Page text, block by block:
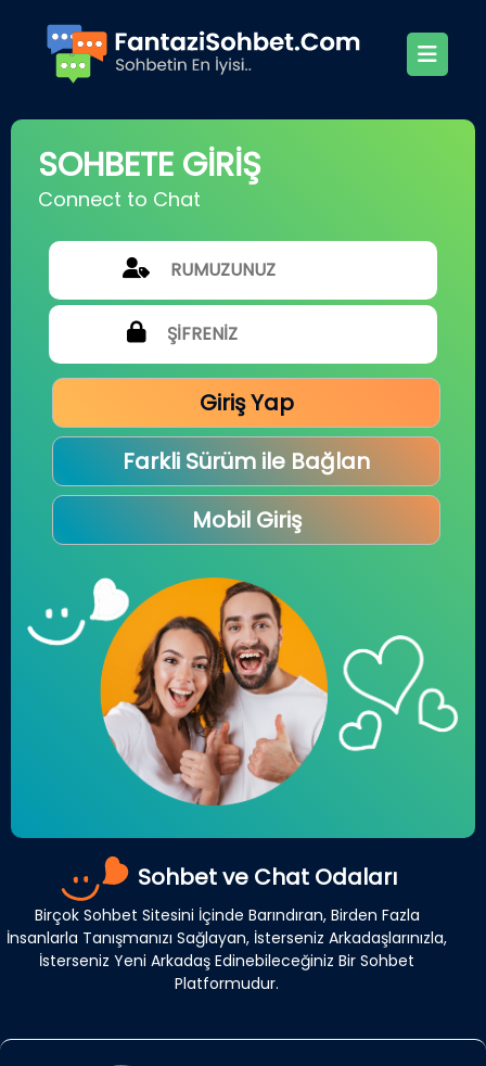
SOHBETE GİRİŞ
Connect to Chat
Giriş Yap
Farkli Sürüm ile Bağlan
Mobil Giriş
Sohbet ve Chat Odaları
Birçok Sohbet Sitesini İçinde Barındıran, Birden Fazla
İnsanlarla Tanışmanızı Sağlayan, İsterseniz Arkadaşlarınızla,
İsterseniz Yeni Arkadaş Edinebileceğiniz Bir Sohbet
Platformudur.